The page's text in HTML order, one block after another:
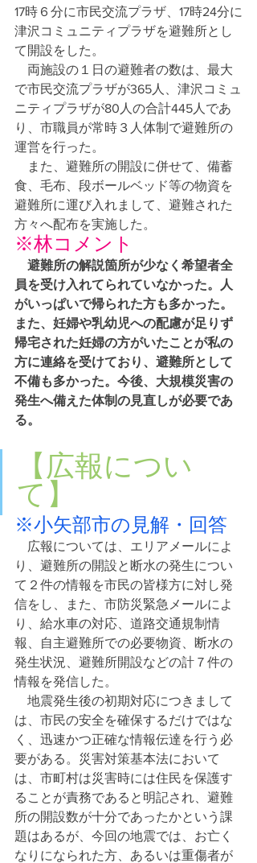
17時６分に市民交流プラザ、17時24分に
津沢コミュニティプラザを避難所とし
て開設をした。
両施設の１日の避難者の数は、最大
で市民交流プラザが365人、津沢コミュ
ニティプラザが80人の合計445人であ
り、市職員が常時３人体制で避難所の
運営を行った。
また、避難所の開設に併せて、備蓄
食、毛布、段ボールベッド等の物資を
避難所に運び入れまして、避難された
方々へ配布を実施した。
※林コメント
避難所の解説箇所が少なく希望者全
員を受け入れてられていなかった。人
がいっぱいで帰られた方も多かった。
また、妊婦や乳幼児への配慮が足りず
帰宅された妊婦の方がいたことが私の
方に連絡を受けており、避難所として
不備も多かった。今後、大規模災害の
発生へ備えた体制の見直しが必要であ
る。
【広報につい
て】
※小矢部市の見解・回答
広報については、エリアメールによ
り、避難所の開設と断水の発生につい
て２件の情報を市民の皆様方に対し発
信をし、また、市防災緊急メールによ
り、給水車の対応、道路交通規制情
報、自主避難所での必要物資、断水の
発生状況、避難所開設などの計７件の
情報を発信した。
地震発生後の初期対応につきまして
は、市民の安全を確保するだけではな
く、迅速かつ正確な情報伝達を行う必
要がある。災害対策基本法において
は、市町村は災害時には住民を保護す
ることが責務であると明記され、避難
所の開設数が十分であったかという課
題はあるが、今回の地震では、お亡く
なりになられた方、あるいは重傷者が